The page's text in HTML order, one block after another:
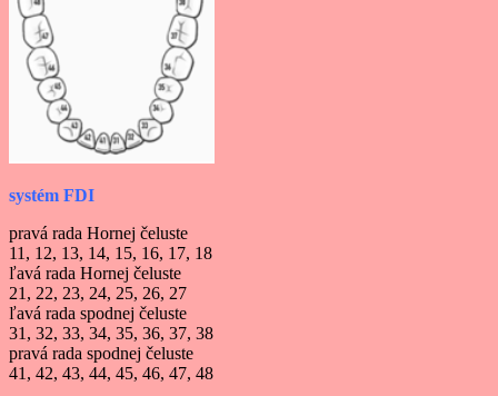
systém FDI
pravá rada Hornej čeluste
11, 12, 13, 14, 15, 16, 17, 18
ľavá rada Hornej čeluste
21, 22, 23, 24, 25, 26, 27
ľavá rada spodnej čeluste
31, 32, 33, 34, 35, 36, 37, 38
pravá rada spodnej čeluste
41, 42, 43, 44, 45, 46, 47, 48